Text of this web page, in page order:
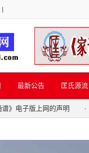
最新公告 匡氏源流
》电子版上网的声明 ·